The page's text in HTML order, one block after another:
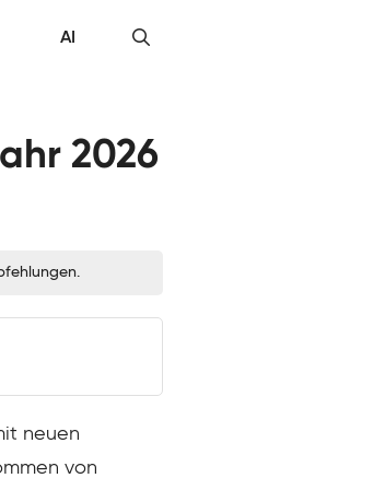
AI
2026
neuen
von